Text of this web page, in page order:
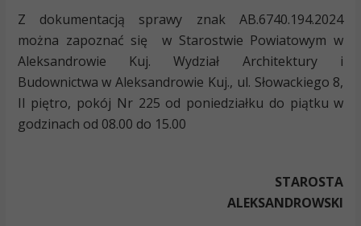
Z dokumentacją sprawy znak AB.6740.194.2024
można zapoznać się w Starostwie Powiatowym w
Aleksandrowie Kuj. Wydział Architektury i
Budownictwa w Aleksandrowie Kuj., ul. Słowackiego 8,
II piętro, pokój Nr 225 od poniedziałku do piątku w
godzinach od 08.00 do 15.00
STAROSTA
ALEKSANDROWSKI